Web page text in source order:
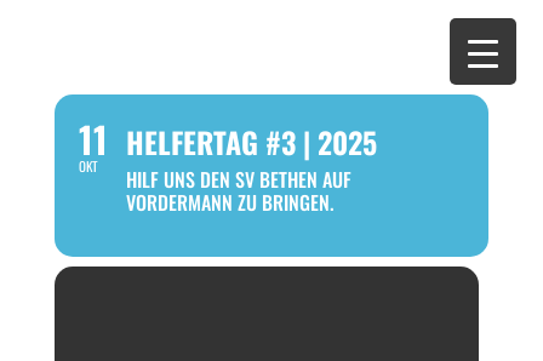
11
OKT
HELFERTAG #3 | 2025
HILF UNS DEN SV BETHEN AUF
VORDERMANN ZU BRINGEN.